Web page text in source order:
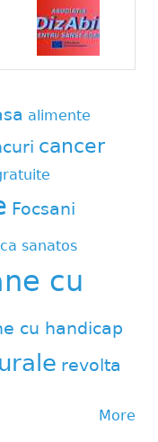
alimente
cancer
Focsani
sanatos
cu
cu handicap
revolta
More